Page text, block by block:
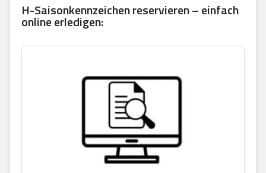
H-Saisonkennzeichen reservieren – einfach
online erledigen: